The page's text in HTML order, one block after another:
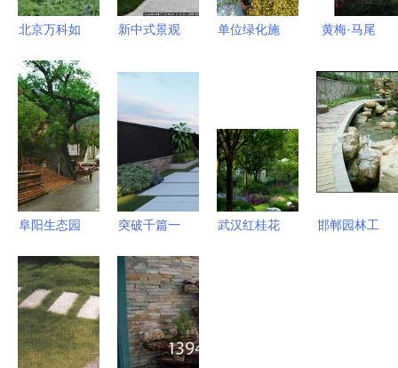
北京万科如
林艺术与施
工图纸的完
美融合
新中式景观
到设计蓝图
单位绿化施
艺术
黄梅·马尾
景观规划方
案之喷泉设
计
阜阳生态园
格解析 假
山艺术与成
本考量
突破千篇一
观园林施工
中的假山艺
术
武汉红桂花
邯郸园林工